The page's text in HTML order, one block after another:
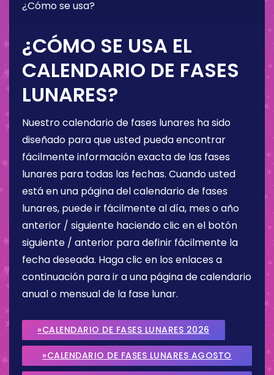
¿Cómo se usa?
¿CÓMO SE USA EL
CALENDARIO DE FASES
LUNARES?
Nuestro calendario de fases lunares ha sido
diseñado para que usted pueda encontrar
fácilmente información exacta de las fases
lunares para todas las fechas. Cuando usted
está en una página del calendario de fases
lunares, puede ir fácilmente al día, mes o año
anterior / siguiente haciendo clic en el botón
siguiente / anterior para definir fácilmente la
fecha deseada. Haga clic en los enlaces a
continuación para ir a una página de calendario
anual o mensual de la fase lunar.
»CALENDARIO DE FASES LUNARES 2026
»CALENDARIO DE FASES LUNARES AGOSTO